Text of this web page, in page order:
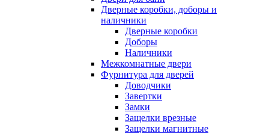
Дверные коробки, доборы и
наличники
Дверные коробки
Доборы
Наличники
Межкомнатные двери
Фурнитура для дверей
Доводчики
Завертки
Замки
Защелки врезные
Защелки магнитные